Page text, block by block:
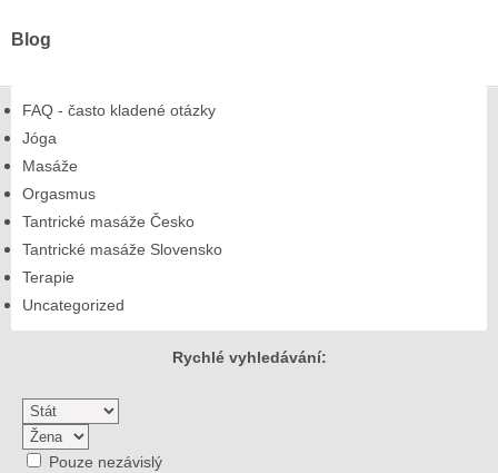
Blog
FAQ - často kladené otázky
Jóga
Masáže
Orgasmus
Tantrické masáže Česko
Tantrické masáže Slovensko
Terapie
Uncategorized
Rychlé vyhledávání:
Pouze nezávislý